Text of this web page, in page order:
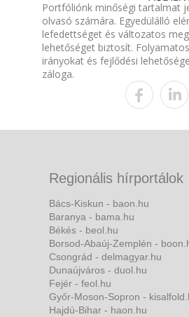
Portfóliónk minőségi tartalmat
olvasó számára. Egyedülálló
lefedettséget és változatos
lehetőséget biztosít.
irányokat és fejlődési
záloga.
Regionális hírportálok
Bács-Kiskun - baon.hu
Baranya - bama.hu
Békés - beol.hu
Borsod-Abaúj-Zemplén -
Csongrád - delmagyar.hu
Dunaújváros - duol.hu
Fejér - feol.hu
Győr-Moson-Sopron -
Hajdú-Bihar - haon.hu